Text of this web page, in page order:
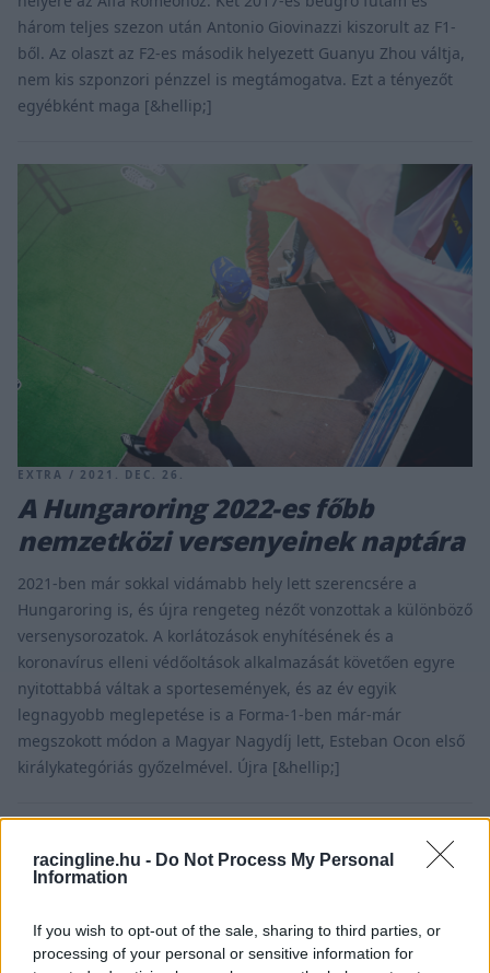
racingline.hu - Do Not Process My Personal
Information
If you wish to opt-out of the sale, sharing to third parties, or
processing of your personal or sensitive information for
három teljes szezon után Antonio Giovinazzi kiszorult az F1-
ből. Az olaszt az F2-es második helyezett Guanyu Zhou váltja,
nem kis szponzori pénzzel is megtámogatva. Ezt a tényezőt
egyébként maga [&hellip;]
EXTRA / 2021. DEC. 26.
A Hungaroring 2022-es főbb
nemzetközi versenyeinek naptára
2021-ben már sokkal vidámabb hely lett szerencsére a
Hungaroring is, és újra rengeteg nézőt vonzottak a különböző
versenysorozatok. A korlátozások enyhítésének és a
koronavírus elleni védőoltások alkalmazását követően egyre
nyitottabbá váltak a sportesemények, és az év egyik
legnagyobb meglepetése is a Forma-1-ben már-már
megszokott módon a Magyar Nagydíj lett, Esteban Ocon első
királykategóriás győzelmével. Újra [&hellip;]